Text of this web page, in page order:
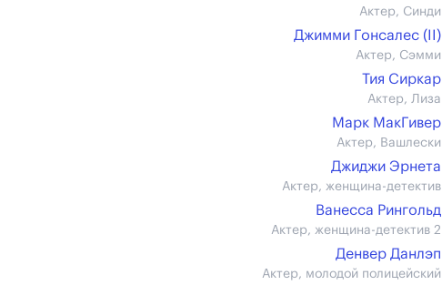
Актер, Синди
Джимми Гонсалес (II)
Актер, Сэмми
Тия Сиркар
Актер, Лиза
Марк МакГивер
Актер, Вашлески
Джиджи Эрнета
Актер, женщина-детектив
Ванесса Рингольд
Актер, женщина-детектив 2
Денвер Данлэп
Актер, молодой полицейский